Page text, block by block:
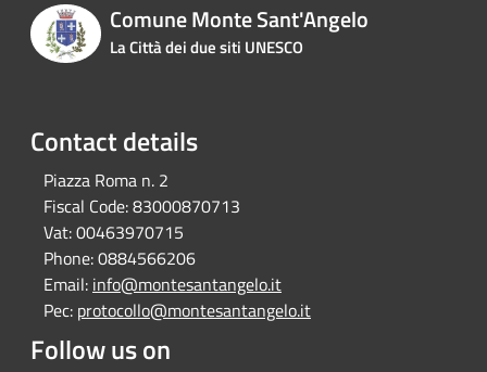
Comune Monte Sant'Angelo
La Città dei due siti UNESCO
Contact details
Piazza Roma n. 2
Fiscal Code:83000870713
Vat:00463970715
Phone:0884566206
Email: info@montesantangelo.it
Pec: protocollo@montesantangelo.it
Follow us on